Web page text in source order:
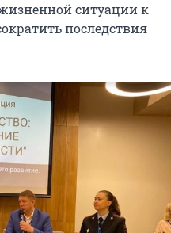
ситуации к
последствия